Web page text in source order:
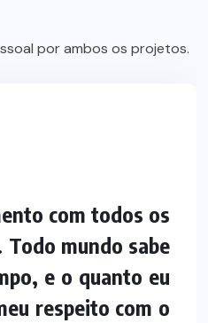
por ambos os projetos.
com todos os
mundo sabe
e o quanto eu
respeito com o